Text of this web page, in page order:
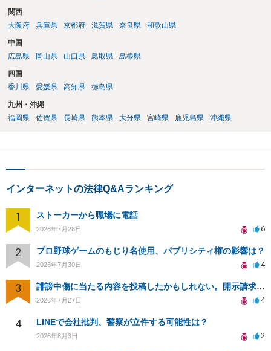
関西
大阪府
兵庫県 京都府 滋賀県 奈良県 和歌山県
中国
広島県
岡山県 山口県 鳥取県 島根県
四国
香川県
愛媛県 高知県 徳島県
九州・沖縄
福岡県
佐賀県 長崎県 熊本県 大分県 宮崎県 鹿児島県 沖縄県
インターネットの法律Q&Aランキング
1 ストーカーから職場に電話
2026年7月28日 6
2 プロ野球ゲームのもじり名使用、パブリシティ権の影響は？
2026年7月30日 4
3 誹謗中傷に当たる内容を投稿したかもしれない。開示請求や民事刑事裁判に発展しうるのか教えて欲しい。
2026年7月27日 4
4 LINEで会社批判、警察が立件する可能性は？
2026年8月3日 2